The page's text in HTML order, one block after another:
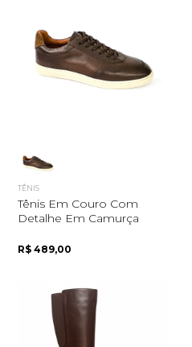
TÊNIS
Tênis Em Couro Com
Detalhe Em Camurça
R$ 489,00